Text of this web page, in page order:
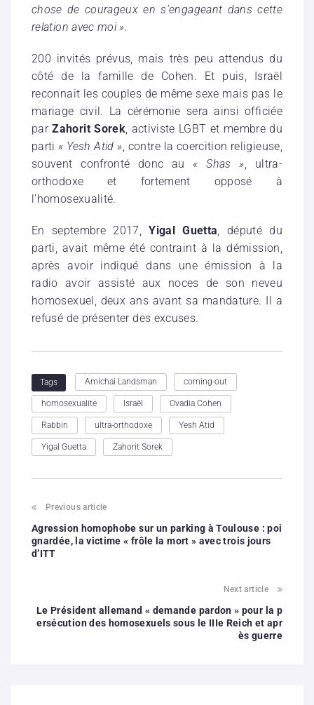
chose de courageux en s’engageant dans cette
relation avec moi ».
200 invités prévus, mais très peu attendus du
côté de la famille de Cohen. Et puis, Israël
reconnait les couples de même sexe mais pas le
mariage civil. La cérémonie sera ainsi officiée
parZahorit Sorek, activiste LGBT et membre du
parti « Yesh Atid », contre la coercition religieuse,
souvent confronté donc au « Shas », ultra-
orthodoxe et fortement opposé à
l’homosexualité.
En septembre 2017,Yigal Guetta, député du
parti, avait même été contraint à la démission,
après avoir indiqué dans une émission à la
radio avoir assisté aux noces de son neveu
homosexuel, deux ans avant sa mandature. Il a
refusé de présenter des excuses.
Tags Amichai Landsman coming-out
homosexualite Israël Ovadia Cohen
Rabbin ultra-orthodoxe Yesh Atid
Yigal Guetta Zahorit Sorek
Previous article
Agression homophobe sur un parking à Toulouse : poi
gnardée, la victime « frôle la mort » avec trois jours
d’ITT
Next article
Le Président allemand « demande pardon » pour la p
ersécution des homosexuels sous le IIIe Reich et apr
ès guerre